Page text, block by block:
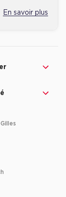
En savoir plus